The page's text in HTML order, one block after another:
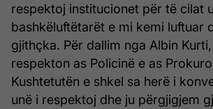
respektoj institucionet për të cilat
bashkëluftëtarët e mi kemi luftuar
gjithçka. Për dallim nga Albin
respekton as Policinë e as
Kushtetutën e shkel sa herë i
unë i respektoj dhe ju përgjigjem